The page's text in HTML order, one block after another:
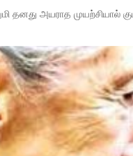
தனது அயராத முயற்சியால்